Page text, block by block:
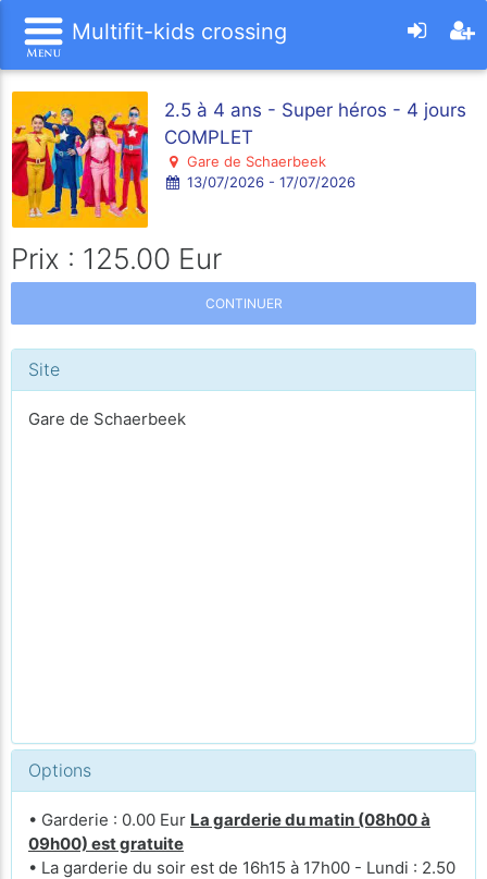
Multifit-kids crossing
2.5 à 4 ans - Super héros - 4 jours
COMPLET
Gare de Schaerbeek
13/07/2026 - 17/07/2026
Prix : 125.00 Eur
CONTINUER
Site
Gare de Schaerbeek
Options
• Garderie : 0.00 Eur La garderie du matin (08h00 à
09h00) est gratuite
• La garderie du soir est de 16h15 à 17h00 - Lundi : 2.50